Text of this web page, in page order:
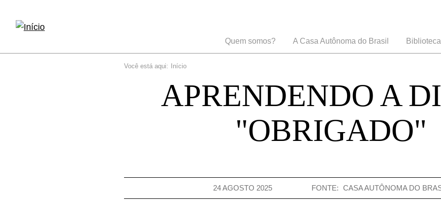
Quem somos? A Casa Autônoma do Brasil Biblioteca
Navegação
Você está aqui: Início
APRENDENDO A
"OBRIGADO"
24 AGOSTO 2025 FONTE: CASA AUTÔNOMA DO